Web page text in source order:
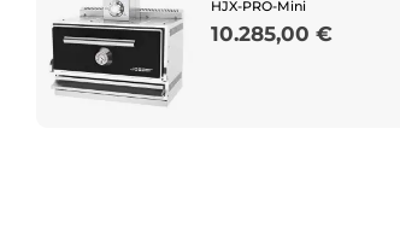
HJX-PRO-Mini
Price
10.285,00 €